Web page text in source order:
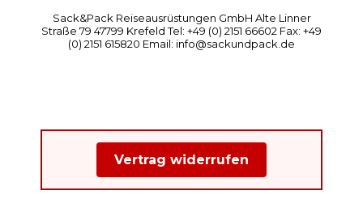
Sack&Pack Reiseausrüstungen GmbH Alte Linner
Straße 79 47799 Krefeld Tel: +49 (0) 2151 66602 Fax: +49
(0) 2151 615820 Email: info@sackundpack.de
Vertrag widerrufen